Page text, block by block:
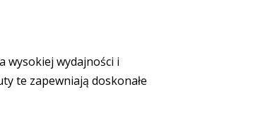
wysokiej wydajności i
te zapewniają doskonałe